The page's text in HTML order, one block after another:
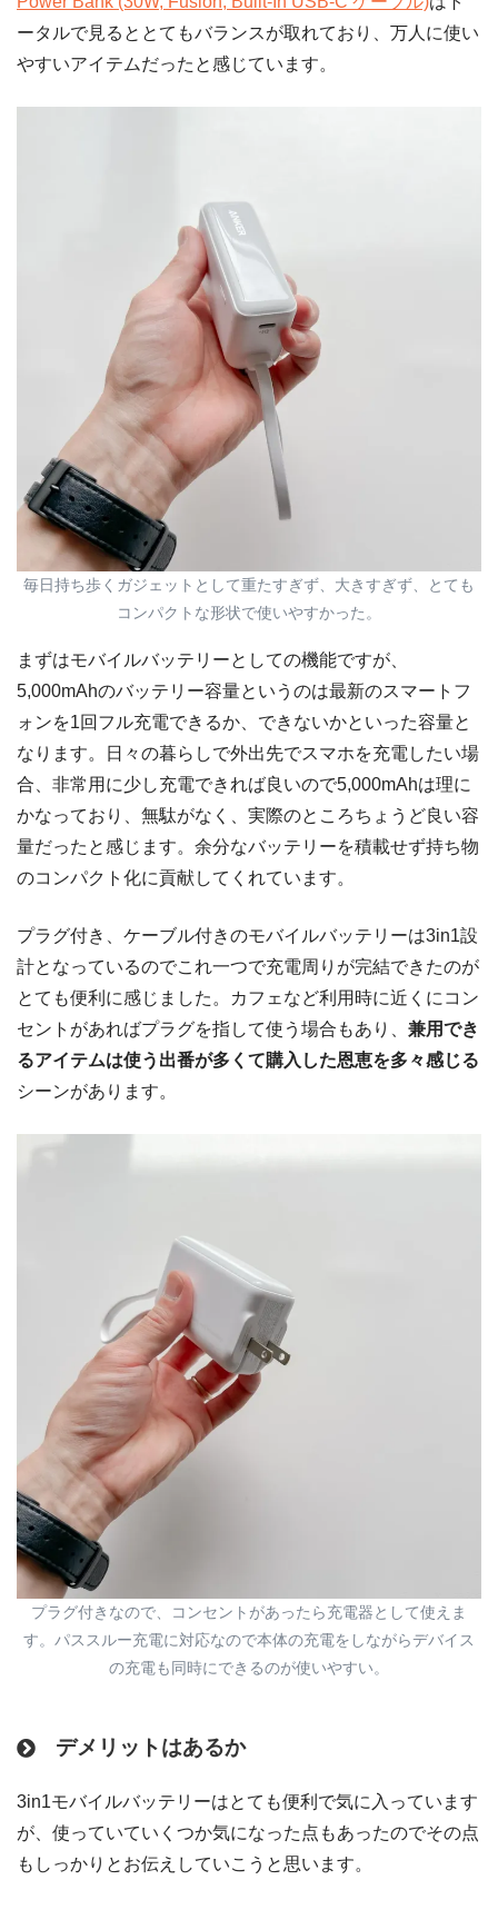
ータルで見るととてもバランスが取れており、万人に使い
やすいアイテムだったと感じています。
毎日持ち歩くガジェットとして重たすぎず、大きすぎず、とても
コンパクトな形状で使いやすかった。
まずはモバイルバッテリーとしての機能ですが、
5,000mAhのバッテリー容量というのは最新のスマートフ
ォンを1回フル充電できるか、できないかといった容量と
なります。日々の暮らしで外出先でスマホを充電したい場
合、非常用に少し充電できれば良いので5,000mAhは理に
かなっており、無駄がなく、実際のところちょうど良い容
量だったと感じます。余分なバッテリーを積載せず持ち物
のコンパクト化に貢献してくれています。
プラグ付き、ケーブル付きのモバイルバッテリーは3in1設
計となっているのでこれ一つで充電周りが完結できたのが
とても便利に感じました。カフェなど利用時に近くにコン
セントがあればプラグを指して使う場合もあり、 兼用でき
るアイテムは使う出番が多くて購入した恩恵を多々感じる
シーンがあります。
プラグ付きなので、コンセントがあったら充電器として使えま
す。パススルー充電に対応なので本体の充電をしながらデバイス
の充電も同時にできるのが使いやすい。
デメリットはあるか
3in1モバイルバッテリーはとても便利で気に入っています
が、使っていていくつか気になった点もあったのでその点
もしっかりとお伝えしていこうと思います。